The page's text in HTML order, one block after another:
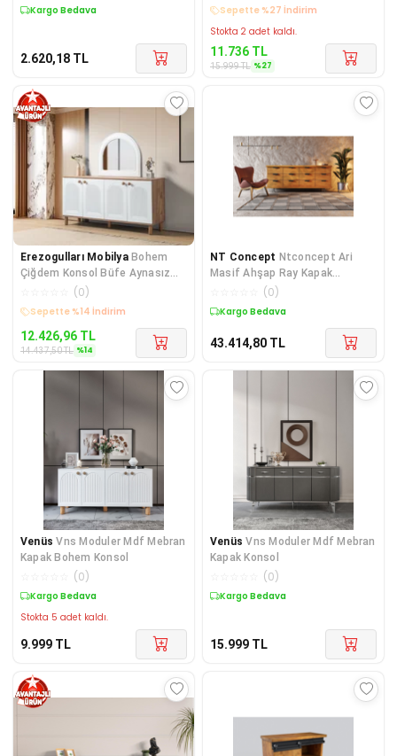
Kargo Bedava
2.620,18 TL
Kargo Bedava
Stokta 2 adet kaldı.
11.736 TL
15.999TL %27
Erezogulları Mobilya Bohem
Çiğdem Konsol Büfe Aynasız
161x45x83cm
(0)
Kargo Bedava
12.426,96 TL
14.437,50TL %14
NT Concept Ntconcept Ari
Masif Ahşap Ray Kapak
Çekmeceli Konsol(200cm)
(0)
Kargo Bedava
43.414,80 TL
Venüs Vns Moduler Mdf Mebran
Kapak Bohem Konsol
(0)
Kargo Bedava
Stokta 5 adet kaldı.
9.999 TL
Venüs Vns Moduler Mdf Mebran
Kapak Konsol
(0)
Kargo Bedava
15.999 TL